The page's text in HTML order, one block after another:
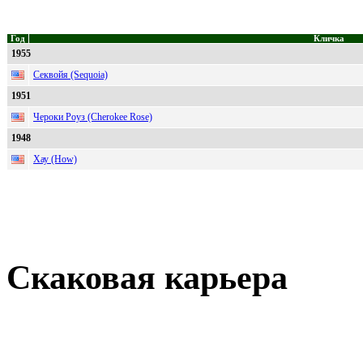
Год Кличка
1955
Секвойя (Sequoia)
1951
Чероки Роуз (Cherokee Rose)
1948
Хау (How)
Скаковая карьера